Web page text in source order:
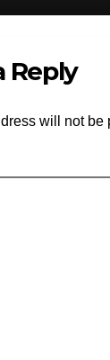
Reply
will not be